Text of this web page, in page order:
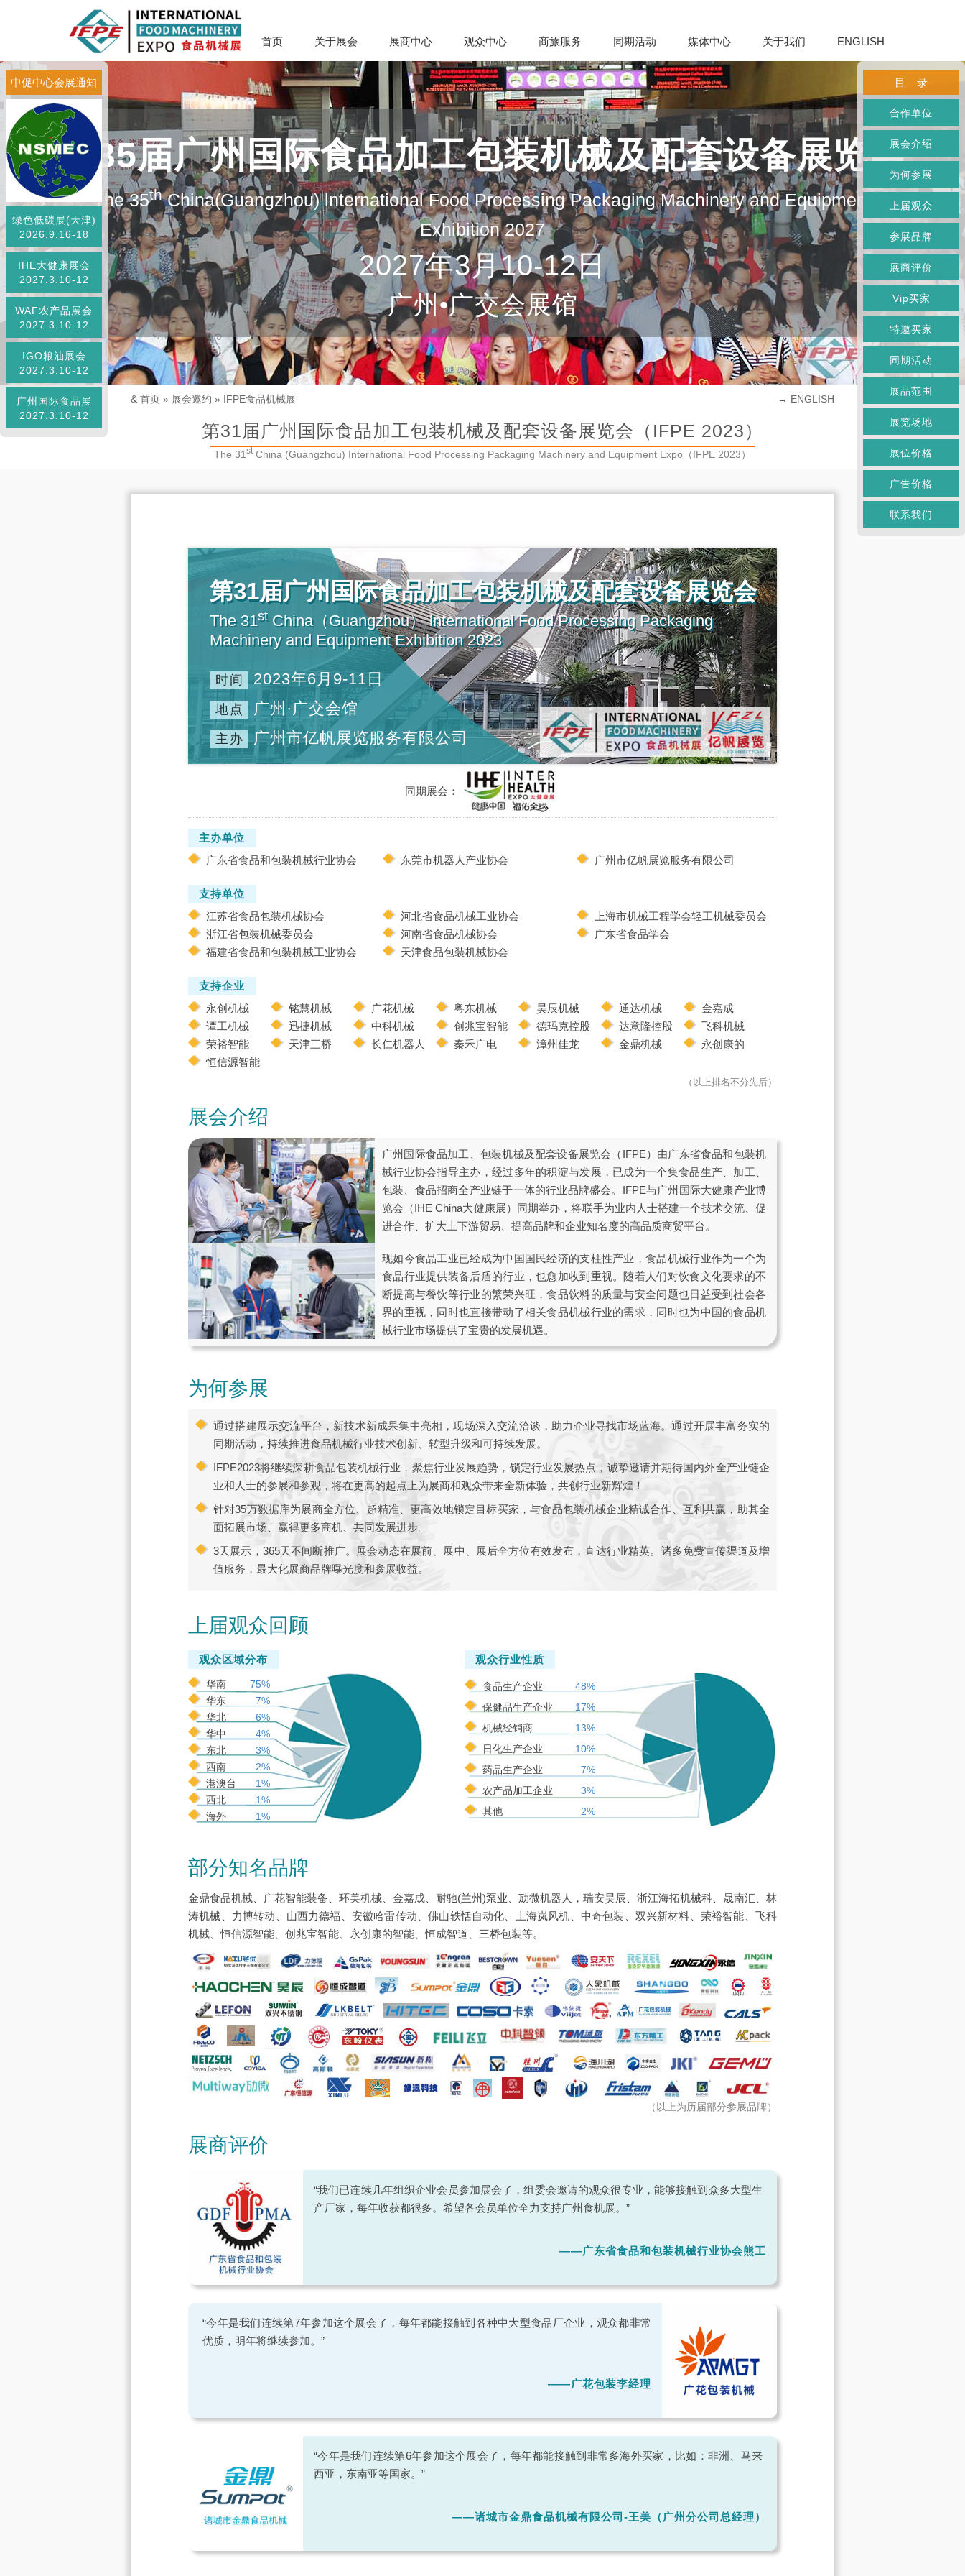
首页 关于展会 展商中心 观众中心 商旅服务 同期活动 媒体中心 关于我们 ENGLISH
第35届广州国际食品加工包装机械及配套设备展览会
The 35thChina(Guangzhou) lnternational Food Processing Packaging Machinery and Equipment
Exhibition 2027
2027年3月10-12日
广州•广交会展馆
中促中心会展通知
绿色低碳展(天津)
2026.9.16-18
IHE大健康展会
2027.3.10-12
WAF农产品展会
2027.3.10-12
IGO粮油展会
2027.3.10-12
广州国际食品展
2027.3.10-12
& 首页 » 展会邀约 » IFPE食品机械展 → ENGLISH
第31届广州国际食品加工包装机械及配套设备展览会（IFPE 2023）
The 31 stChina (Guangzhou) International Food Processing Packaging Machinery and Equipment Expo（IFPE 2023）
目 录
合作单位
展会介绍
为何参展
上届观众
参展品牌
展商评价
Vip买家
特邀买家
同期活动
展品范围
展览场地
展位价格
广告价格
联系我们
第31届广州国际食品加工包装机械及配套设备展览会
The 31stChina（Guangzhou） lnternational Food Processing Packaging
Machinery and Equipment Exhibition 2023
时间 2023年6月9-11日
地点 广州·广交会馆
主办 广州市亿帆展览服务有限公司
同期展会：
主办单位
广东省食品和包装机械行业协会
东莞市机器人产业协会 广州市亿帆展览服务有限公司
支持单位
江苏省食品包装机械协会
浙江省包装机械委员会
福建省食品和包装机械工业协会
河北省食品机械工业协会
河南省食品机械协会
天津食品包装机械协会
上海市机械工程学会轻工机械委员会
广东省食品学会
支持企业
永创机械
铭慧机械 广花机械 粤东机械 昊辰机械 通达机械
金嘉成
谭工机械
迅捷机械 中科机械 创兆宝智能 德玛克控股 达意隆控股
飞科机械
荣裕智能
天津三桥 长仁机器人 秦禾广电 漳州佳龙 金鼎机械
永创康的
恒信源智能
（以上排名不分先后）
展会介绍
广州国际食品加工、包装机械及配套设备展览会（IFPE）由广东省食品和包装机
械行业协会指导主办，经过多年的积淀与发展，已成为一个集食品生产、加工、
包装、食品招商全产业链于一体的行业品牌盛会。IFPE与广州国际大健康产业博
览会（IHE China大健康展）同期举办，将联手为业内人士搭建一个技术交流、促
进合作、扩大上下游贸易、提高品牌和企业知名度的高品质商贸平台。
现如今食品工业已经成为中国国民经济的支柱性产业，食品机械行业作为一个为
食品行业提供装备后盾的行业，也愈加收到重视。随着人们对饮食文化要求的不
断提高与餐饮等行业的繁荣兴旺，食品饮料的质量与安全问题也日益受到社会各
界的重视，同时也直接带动了相关食品机械行业的需求，同时也为中国的食品机
械行业市场提供了宝贵的发展机遇。
为何参展
通过搭建展示交流平台，新技术新成果集中亮相，现场深入交流洽谈，助力企业寻找市场蓝海。通过开展丰富务实的
同期活动，持续推进食品机械行业技术创新、转型升级和可持续发展。
IFPE2023将继续深耕食品包装机械行业，聚焦行业发展趋势，锁定行业发展热点，诚挚邀请并期待国内外全产业链企
业和人士的参展和参观，将在更高的起点上为展商和观众带来全新体验，共创行业新辉煌！
针对35万数据库为展商全方位、超精准、更高效地锁定目标买家，与食品包装机械企业精诚合作、互利共赢，助其全
面拓展市场、赢得更多商机、共同发展进步。
3天展示，365天不间断推广。展会动态在展前、展中、展后全方位有效发布，直达行业精英。诸多免费宣传渠道及增
值服务，最大化展商品牌曝光度和参展收益。
上届观众回顾
观众区域分布
华南
75%
华东
7%
华北
6%
华中
4%
东北
3%
西南
2%
港澳台
1%
西北
1%
海外
1%
观众行业性质
食品生产企业
48%
保健品生产企业
17%
机械经销商
13%
日化生产企业
10%
药品生产企业
7%
农产品加工企业
3%
其他
2%
部分知名品牌
金鼎食品机械、广花智能装备、环美机械、金嘉成、耐驰(兰州)泵业、劢微机器人，瑞安昊辰、浙江海拓机械科、晟南汇、林
涛机械、力博转动、山西力德福、安徽哈雷传动、佛山轶恬自动化、上海岚风机、中奇包装、双兴新材料、荣裕智能、飞科
机械、恒信源智能、创兆宝智能、永创康的智能、恒成智道、三桥包装等。
（以上为历届部分参展品牌）
展商评价
“我们已连续几年组织企业会员参加展会了，组委会邀请的观众很专业，能够接触到众多大型生
产厂家，每年收获都很多。希望各会员单位全力支持广州食机展。”
——广东省食品和包装机械行业协会熊工
“今年是我们连续第7年参加这个展会了，每年都能接触到各种中大型食品厂企业，观众都非常
优质，明年将继续参加。”
——广花包装李经理
“今年是我们连续第6年参加这个展会了，每年都能接触到非常多海外买家，比如：非洲、马来
西亚，东南亚等国家。”
——诸城市金鼎食品机械有限公司-王美（广州分公司总经理）